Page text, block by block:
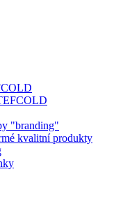
"branding"
kvalitní produkty